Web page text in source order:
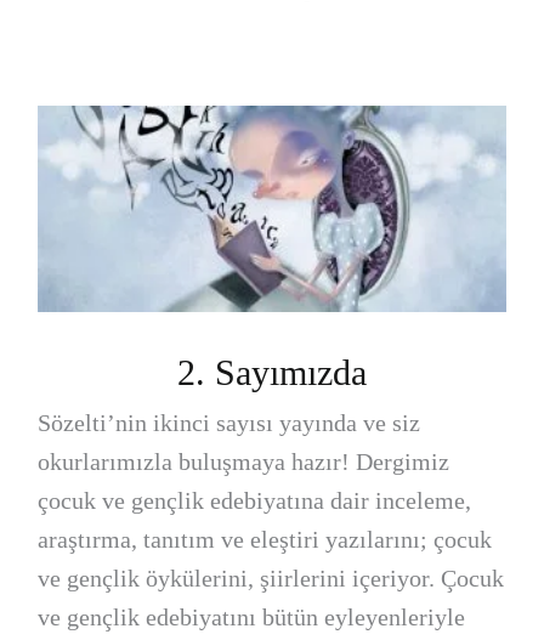
2. Sayımızda
Sözelti’nin ikinci sayısı yayında ve siz
okurlarımızla buluşmaya hazır! Dergimiz
çocuk ve gençlik edebiyatına dair inceleme,
araştırma, tanıtım ve eleştiri yazılarını; çocuk
ve gençlik öykülerini, şiirlerini içeriyor. Çocuk
ve gençlik edebiyatını bütün eyleyenleriyle